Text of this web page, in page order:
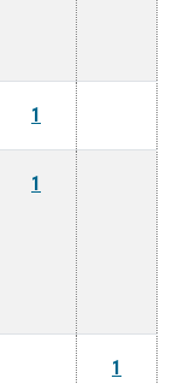
1
1
1